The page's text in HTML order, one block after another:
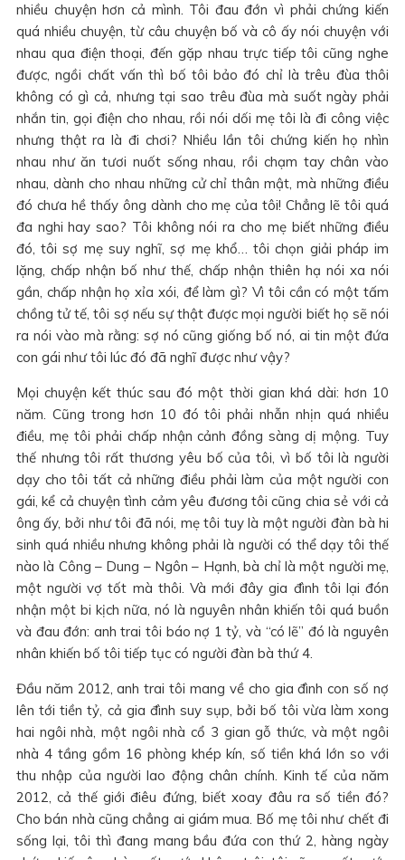
nhiều chuyện hơn cả mình. Tôi đau đớn vì phải chứng kiến
quá nhiều chuyện, từ câu chuyện bố và cô ấy nói chuyện với
nhau qua điện thoại, đến gặp nhau trực tiếp tôi cũng nghe
được, ngồi chất vấn thì bố tôi bảo đó chỉ là trêu đùa thôi
không có gì cả, nhưng tại sao trêu đùa mà suốt ngày phải
nhắn tin, gọi điện cho nhau, rồi nói dối mẹ tôi là đi công việc
nhưng thật ra là đi chơi? Nhiều lần tôi chứng kiến họ nhìn
nhau như ăn tươi nuốt sống nhau, rồi chạm tay chân vào
nhau, dành cho nhau những cử chỉ thân mật, mà những điều
đó chưa hề thấy ông dành cho mẹ của tôi! Chẳng lẽ tôi quá
đa nghi hay sao? Tôi không nói ra cho mẹ biết những điều
đó, tôi sợ mẹ suy nghĩ, sợ mẹ khổ… tôi chọn giải pháp im
lặng, chấp nhận bố như thế, chấp nhận thiên hạ nói xa nói
gần, chấp nhận họ xỉa xói, để làm gì? Vì tôi cần có một tấm
chồng tử tế, tôi sợ nếu sự thật được mọi người biết họ sẽ nói
ra nói vào mà rằng: sợ nó cũng giống bố nó, ai tin một đứa
con gái như tôi lúc đó đã nghĩ được như vậy?
Mọi chuyện kết thúc sau đó một thời gian khá dài: hơn 10
năm. Cũng trong hơn 10 đó tôi phải nhẫn nhịn quá nhiều
điều, mẹ tôi phải chấp nhận cảnh đồng sàng dị mộng. Tuy
thế nhưng tôi rất thương yêu bố của tôi, vì bố tôi là người
dạy cho tôi tất cả những điều phải làm của một người con
gái, kể cả chuyện tình cảm yêu đương tôi cũng chia sẻ với cả
ông ấy, bởi như tôi đã nói, mẹ tôi tuy là một người đàn bà hi
sinh quá nhiều nhưng không phải là người có thể dạy tôi thế
nào là Công – Dung – Ngôn – Hạnh, bà chỉ là một người mẹ,
một người vợ tốt mà thôi. Và mới đây gia đình tôi lại đón
nhận một bi kịch nữa, nó là nguyên nhân khiến tôi quá buồn
và đau đớn: anh trai tôi báo nợ 1 tỷ, và “có lẽ” đó là nguyên
nhân khiến bố tôi tiếp tục có người đàn bà thứ 4.
Đầu năm 2012, anh trai tôi mang về cho gia đình con số nợ
lên tới tiền tỷ, cả gia đình suy sụp, bởi bố tôi vừa làm xong
hai ngôi nhà, một ngôi nhà cổ 3 gian gỗ thức, và một ngôi
nhà 4 tầng gồm 16 phòng khép kín, số tiền khá lớn so với
thu nhập của người lao động chân chính. Kinh tế của năm
2012, cả thế giới điêu đứng, biết xoay đâu ra số tiền đó?
Cho bán nhà cũng chẳng ai giám mua. Bố mẹ tôi như chết đi
sống lại, tôi thì đang mang bầu đứa con thứ 2, hàng ngày